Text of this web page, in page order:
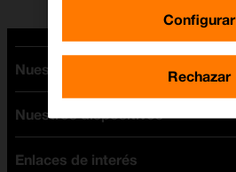
Nuestras tarifas
Tarifas Orange
Tarifas fibra y móvil
Nuestros dispositivos
Ofertas en móviles
Enlaces de interés
Configurar
Rechazar